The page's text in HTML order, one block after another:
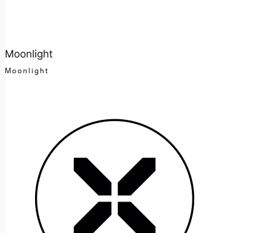
Moonlight
Moonlight